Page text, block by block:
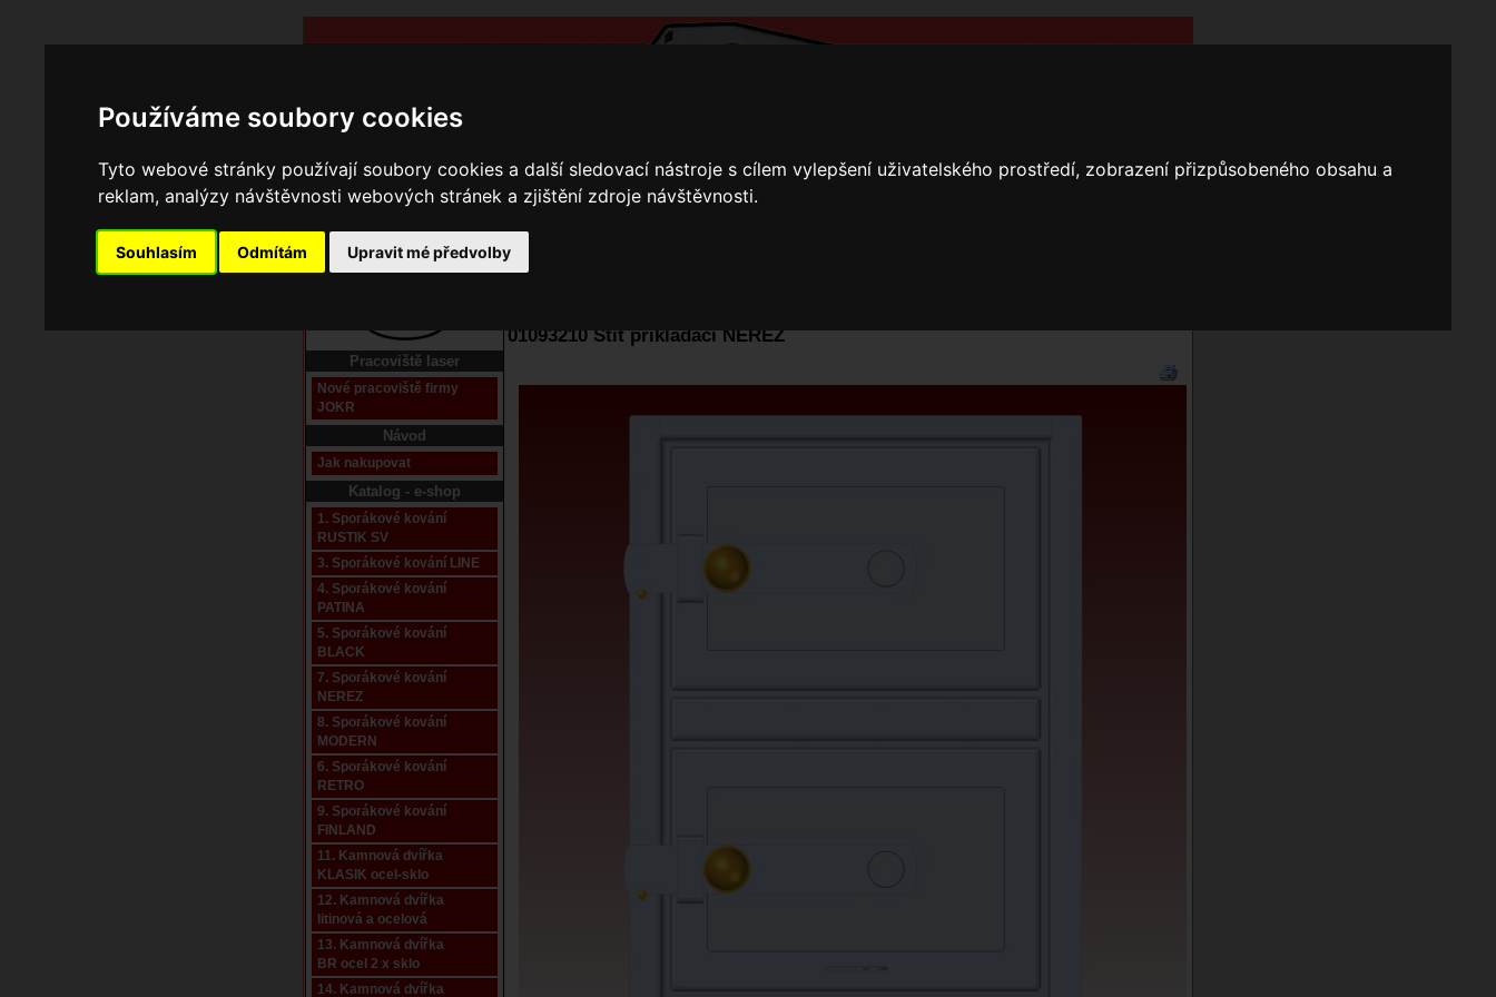
Používáme soubory cookies
Tyto webové stránky používají soubory cookies a další sledovací nástroje s cílem vylepšení uživatelského prostředí, zobrazení přizpůsobeného obsahu a
reklam, analýzy návštěvnosti webových stránek a zjištění zdroje návštěvnosti.
Souhlasím Odmítám Upravit mé předvolby
Domů Kontakty
Pracoviště laser
Nové pracoviště firmy
JOKR
Návod
Jak nakupovat
Katalog - e-shop
1. Sporákové kování
RUSTIK SV
3. Sporákové kování LINE
4. Sporákové kování
PATINA
5. Sporákové kování
BLACK
7. Sporákové kování
NEREZ
8. Sporákové kování
MODERN
6. Sporákové kování
RETRO
9. Sporákové kování
FINLAND
11. Kamnová dvířka
KLASIK ocel-sklo
12. Kamnová dvířka
litinová a ocelová
13. Kamnová dvířka
BR ocel 2 x sklo
14. Kamnová dvířka
01093210 Štít přikládací NEREZ